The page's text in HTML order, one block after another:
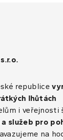
republice
lhůtách
i veřejnosti
služeb pro
na